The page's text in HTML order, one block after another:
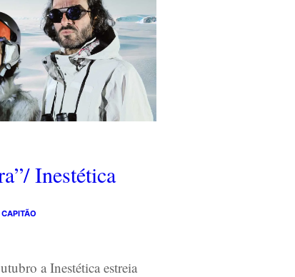
Inestética
a Inestética estreia